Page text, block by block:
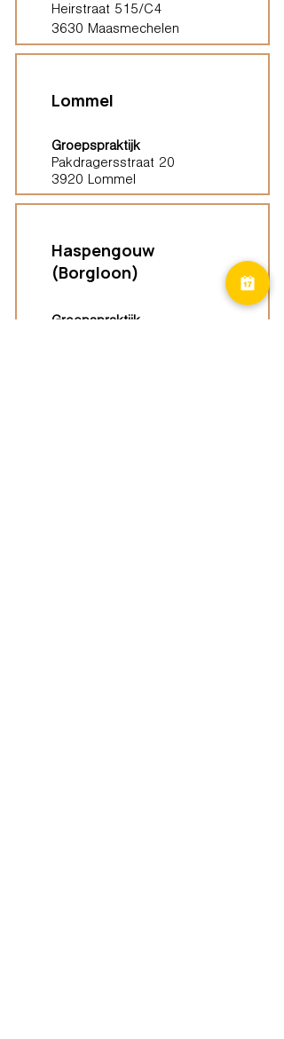
Heirstraat 515/C4
3630 Maasmechelen
Lommel
Groepspraktijk
Pakdragersstraat 20
3920 Lommel
Haspengouw
(Borgloon)
Groepspraktijk